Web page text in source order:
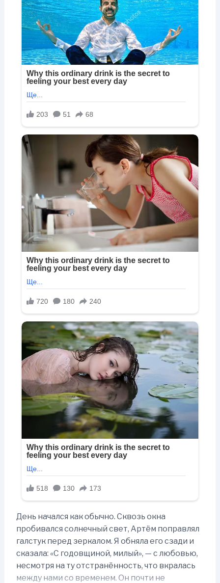
День начался как обычно. Сквозь окна
пробивался солнечный свет, Артём поправлял
галстук перед зеркалом. Я обняла его сзади и
сказала: «С годовщиной, милый», — с любовью,
несмотря на ту отстранённость, что вкралась
между нами со временем. Он почти не